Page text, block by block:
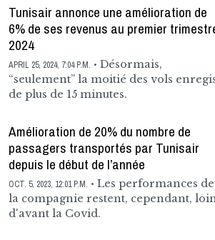
Tunisair annonce une amélioration de
6% de ses revenus au premier
2024
APRIL 25, 2024, 7:04 P.M.
Désormais,
“seulement” la moitié des vols
de plus de 15 minutes.
Amélioration de 20% du nombre de
passagers transportés par Tunisair
depuis le début de l’année
OCT. 5, 2023, 12:01 P.M.
Les performances de
la compagnie restent, cependant,
d'avant la Covid.